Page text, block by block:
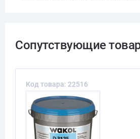
Код товара: 22516